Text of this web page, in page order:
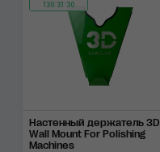
130:31:30
Настенный держатель 3D
Wall Mount For Polishing
Machines